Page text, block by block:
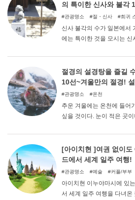
의 특이한 신사와 불각
관광명소 절・신사 희귀
신사 불각의 수가 일본에서
에는 특이한 것을 모시는 신
이 많이 있다. 이번 기사에
절경의 설경탕을 즐길
10선~겨울만의 절경!
다~!
관광명소 온천
추운 겨울에는 온천에 들어
싶을 것이다. 눈이 적은 곳
것도 좋지만, 이왕이면 겨
은 특별하다. 숙박 없이 당
눈썰매장 10곳을 소개한다.
[아이치현 ]여권 없이도
드에서 세계 일주 여행!
관광명소 예술 커플/부부
아이치현 이누야마시에 있
서 세계 일주 여행을 다녀온